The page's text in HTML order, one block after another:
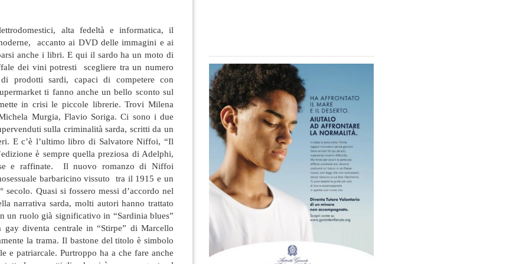
alta fedeltà e informatica, il
accanto ai DVD delle immagini e ai
anche i libri. E qui il sardo ha un moto di
dei vini potresti scegliere tra un numero
prodotti sardi, capaci di competere con
ti fanno anche un bello sconto sul
in crisi le piccole librerie. Trovi Milena
Murgia, Flavio Soriga. Ci sono i due
sulla criminalità sarda, scritti da un
E c’è l’ultimo libro di Salvatore Niffoi, “Il
è sempre quella preziosa di Adelphi,
e raffinate. Il nuovo romanzo di Niffoi
barbaricino vissuto tra il 1915 e un
Quasi si fossero messi d’accordo nel
narrativa sarda, molti autori hanno trattato
un ruolo già significativo in “Sardinia blues”
diventa centrale in “Stirpe” di Marcello
la trama. Il bastone del titolo è simbolo
e patriarcale. Purtroppo ha a che fare anche